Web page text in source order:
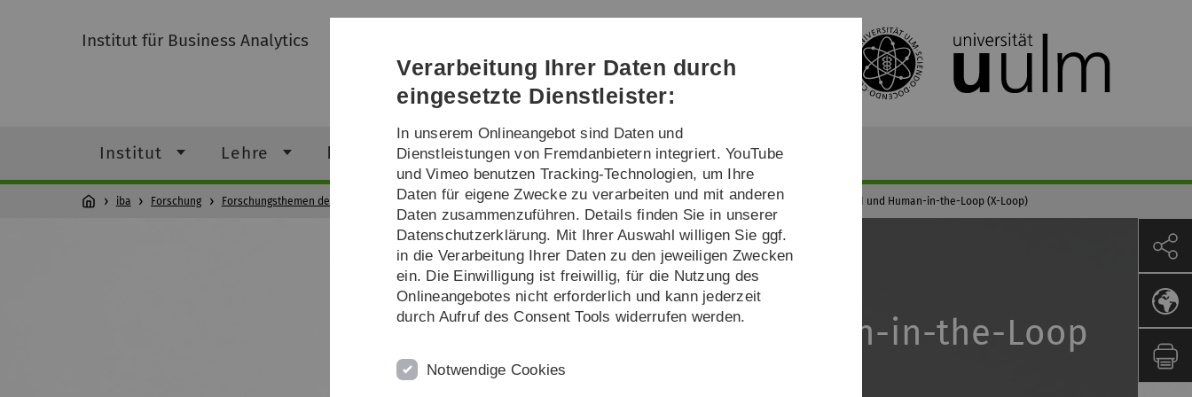
Direkt
Direkt
Direkt
(Sprache,
Drucken,
Social
Direkt
Direkt
Institut für Business Analytics
Institut Lehre Forschung Transfer
iba Forschung Forschungsthemen der Stiftungsprofessur für Betriebswirtschaftliches Informationsmanagement Explainable AI (XAI) XAI und Human-in-the-Loop (X-Loop)
XAI und Human-in-the-Loop
Verarbeitung Ihrer Daten durch
eingesetzte Dienstleister:
In unserem Onlineangebot sind Daten und
Dienstleistungen von Fremdanbietern integriert. YouTube
und Vimeo benutzen Tracking-Technologien, um Ihre
Daten für eigene Zwecke zu verarbeiten und mit anderen
Daten zusammenzuführen. Details finden Sie in unserer
Datenschutzerklärung. Mit Ihrer Auswahl willigen Sie ggf.
in die Verarbeitung Ihrer Daten zu den jeweiligen Zwecken
ein. Die Einwilligung ist freiwillig, für die Nutzung des
Onlineangebotes nicht erforderlich und kann jederzeit
durch Aufruf des Consent Tools widerrufen werden.
Notwendige Cookies